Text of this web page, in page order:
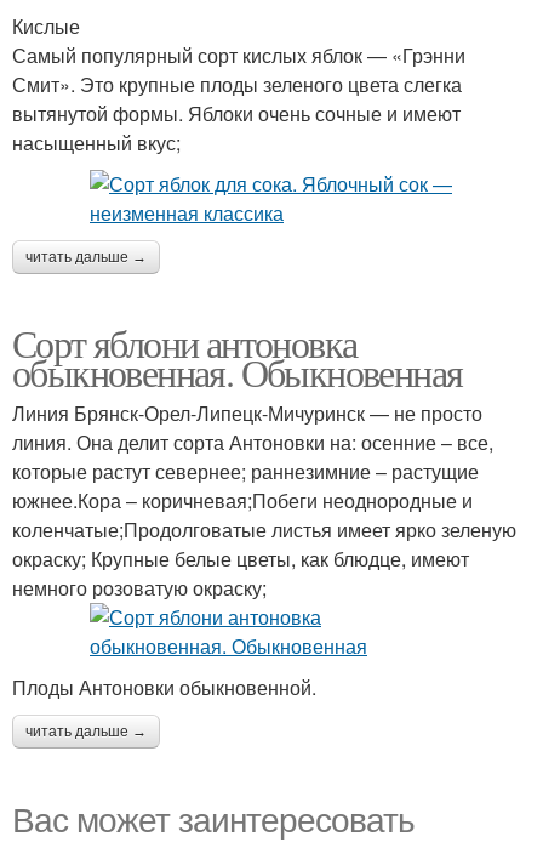
Кислые
Самый популярный сорт кислых яблок — «Грэнни
Смит». Это крупные плоды зеленого цвета слегка
вытянутой формы. Яблоки очень сочные и имеют
насыщенный вкус;
читать дальше →
Сорт яблони антоновка
обыкновенная. Обыкновенная
Линия Брянск-Орел-Липецк-Мичуринск — не просто
линия. Она делит сорта Антоновки на: осенние – все,
которые растут севернее; раннезимние – растущие
южнее.Кора – коричневая;Побеги неоднородные и
коленчатые;Продолговатые листья имеет ярко зеленую
окраску; Крупные белые цветы, как блюдце, имеют
немного розоватую окраску;
Плоды Антоновки обыкновенной.
читать дальше →
Вас может заинтересовать